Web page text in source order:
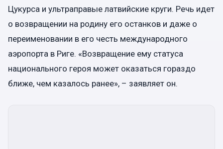
Цукурса и ультраправые латвийские круги. Речь идет
о возвращении на родину его останков и даже о
переименовании в его честь международного
аэропорта в Риге. «Возвращение ему статуса
национального героя может оказаться гораздо
ближе, чем казалось ранее», – заявляет он.